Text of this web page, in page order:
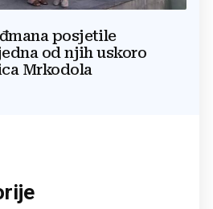
posjetile
od njih uskoro
Mrkodola